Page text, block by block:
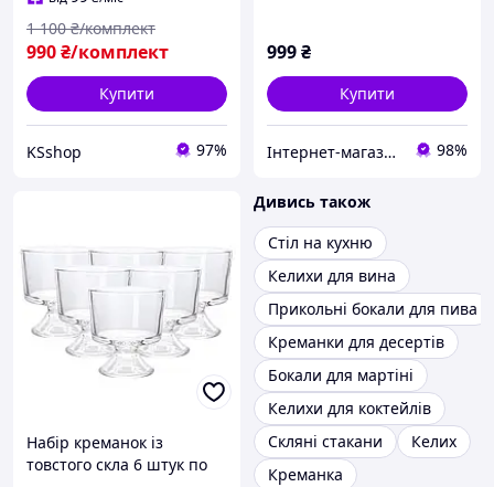
990₴/комплект
1 100 ₴/комплект
Купити
KSshop 97%
999₴
Купити
Інтернет-магазин Господиня 98%
Набір креманок із
товстого скла 6 штук по
Дивись також
Стіл на кухню
Келихи для вина
Прикольні бокали для пива
Креманки для десертів
Бокали для мартіні
Келихи для коктейлів
Скляні стакани
Келих
Креманка